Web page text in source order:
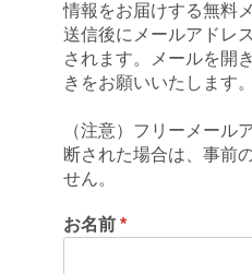
情報をお届けする無料
送信後にメールアドレ
されます。メールを開
きをお願いいたします。
（注意）フリーメール
断された場合は、事前
せん。
お名前*